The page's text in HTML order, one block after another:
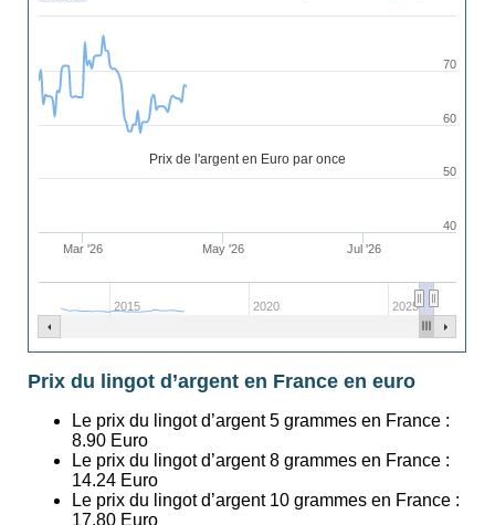
Prix de l'argent en Euro par once
Mar '26 May '26 Jul '26
2015 2020 2025
50
60
70
40
Prix du lingot d’argent en France en euro
Le prix du lingot d’argent 5 grammes en France :
8.90 Euro
Le prix du lingot d’argent 8 grammes en France :
14.24 Euro
Le prix du lingot d’argent 10 grammes en France :
17.80 Euro